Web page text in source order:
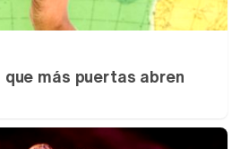
más puertas abren